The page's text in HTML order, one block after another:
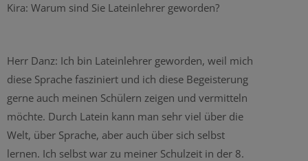
Kira: Warum sind Sie Lateinlehrer geworden?
Herr Danz: Ich bin Lateinlehrer geworden, weil mich
diese Sprache fasziniert und ich diese Begeisterung
gerne auch meinen Schülern zeigen und vermitteln
möchte. Durch Latein kann man sehr viel über die
Welt, über Sprache, aber auch über sich selbst
lernen. Ich selbst war zu meiner Schulzeit in der 8.